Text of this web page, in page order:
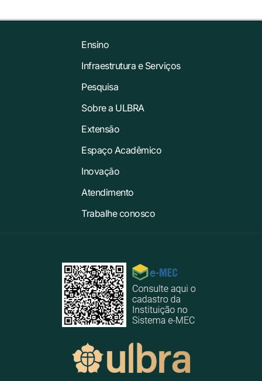
Ensino
Infraestrutura e Serviços
Pesquisa
Sobre a ULBRA
Extensão
Espaço Acadêmico
Inovação
Atendimento
Trabalhe conosco